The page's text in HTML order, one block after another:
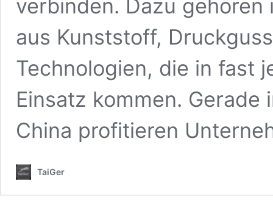
verbinden. Dazu
aus Kunststoff,
Technologien, die in fast
Einsatz kommen.
China profitieren
TaiGer